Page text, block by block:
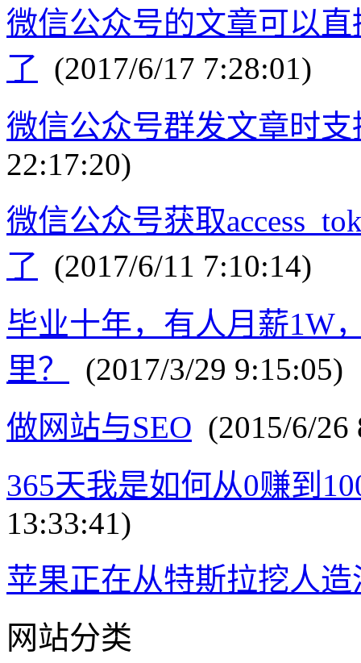
微信公众号的文章可以
了 (2017/6/17 7:28:01)
微信公众号群发文章时
22:17:20)
微信公众号获取
了 (2017/6/11 7:10:14)
毕业十年，有人月薪1W
里？
(2017/3/29 9:15:05)
做网站与SEO (2015/6/26
365天我是如何从0赚到
13:33:41)
苹果正在从特斯拉挖人造
网站分类